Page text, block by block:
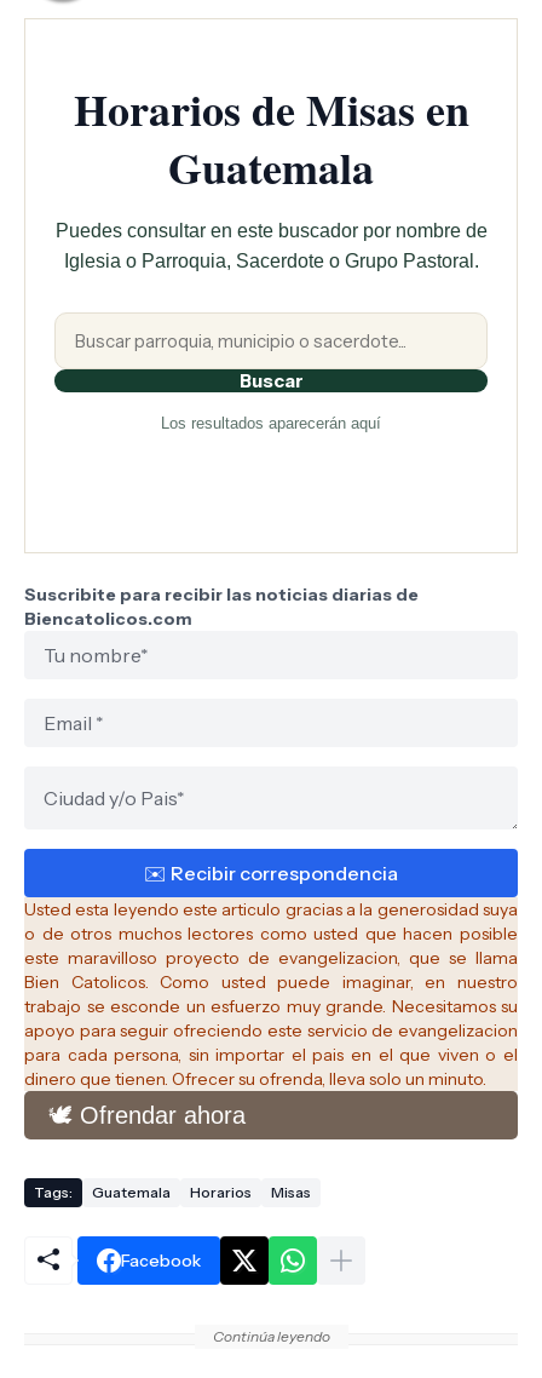
Horarios de Misas en
Guatemala
Puedes consultar en este buscador por nombre de
Iglesia o Parroquia, Sacerdote o Grupo Pastoral.
Buscar
Los resultados aparecerán aquí
Suscribite para recibir las noticias diarias de
Biencatolicos.com
Usted esta leyendo este articulo gracias a la generosidad suya
o de otros muchos lectores como usted que hacen posible
este maravilloso proyecto de evangelizacion, que se llama
Bien Catolicos.Como usted puede imaginar, en nuestro
trabajo se esconde un esfuerzo muy grande. Necesitamos su
apoyo para seguir ofreciendo este servicio de evangelizacion
para cada persona, sin importar el pais en el que viven o el
dinero que tienen. Ofrecer su ofrenda, lleva solo un minuto.
🕊️ Ofrendar ahora
Tags: Guatemala Horarios Misas
Facebook
Continúa leyendo